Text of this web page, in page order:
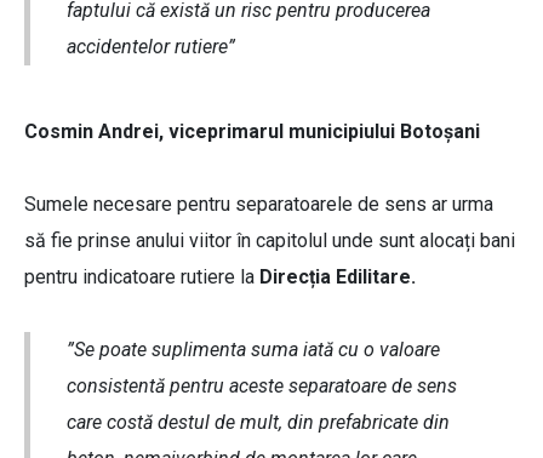
faptului că există un risc pentru producerea
accidentelor rutiere”
Cosmin Andrei, viceprimarul municipiului Botoșani
Sumele necesare pentru separatoarele de sens ar urma
să fie prinse anului viitor în capitolul unde sunt alocați bani
pentru indicatoare rutiere la Direcția Edilitare.
”Se poate suplimenta suma iată cu o valoare
consistentă pentru aceste separatoare de sens
care costă destul de mult, din prefabricate din